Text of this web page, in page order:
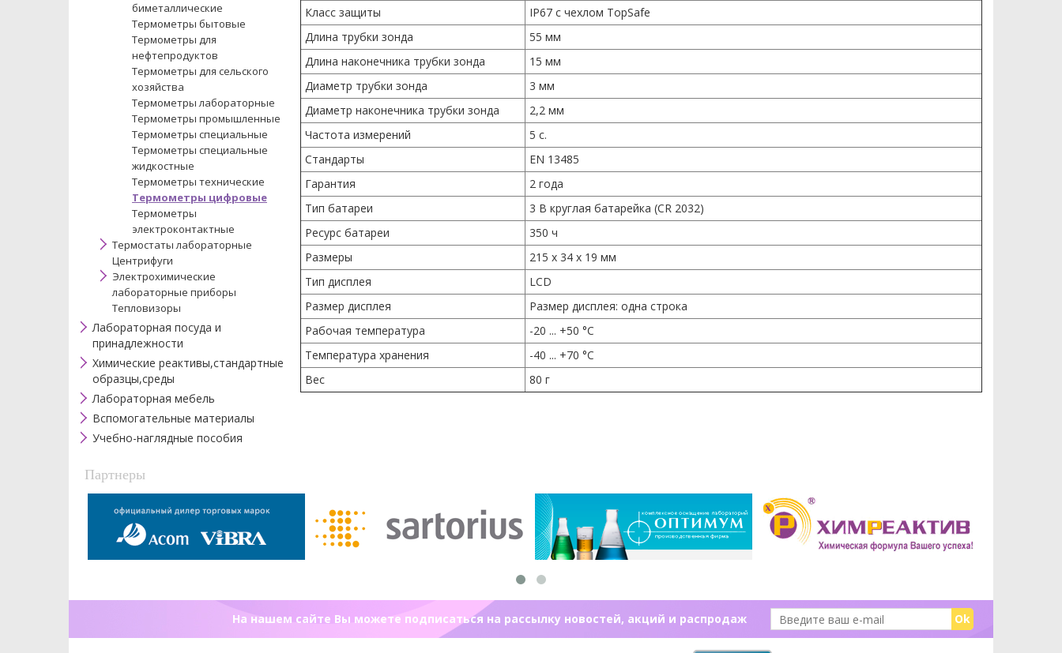
биметаллические
Термометры бытовые
Термометры для
нефтепродуктов
Термометры для сельского
хозяйства
Термометры лабораторные
Термометры промышленные
Термометры специальные
Термометры специальные
жидкостные
Термометры технические
Термометры цифровые
Термометры
электроконтактные
Термостаты лабораторные
Центрифуги
Электрохимические
лабораторные приборы
Тепловизоры
Лабораторная посуда и
принадлежности
Химические реактивы,стандартные
образцы,среды
Лабораторная мебель
Вспомогательные материалы
Учебно-наглядные пособия
Класс защиты
IP67 с чехлом TopSafe
Длина трубки зонда
55 мм
Длина наконечника трубки зонда
15 мм
Диаметр трубки зонда
3 мм
Диаметр наконечника трубки зонда
2,2 мм
Частота измерений
5 с.
Стандарты
EN 13485
Гарантия
2 года
Тип батареи
3 В круглая батарейка (CR 2032)
Ресурс батареи
350 ч
Размеры
215 x 34 x 19 мм
Тип дисплея
LCD
Размер дисплея
Размер дисплея: одна строка
Рабочая температура
-20 ... +50 °C
Температура хранения
-40 ... +70 °C
Вес
80 г
Партнеры
На нашем сайте Вы можете подписаться на рассылку новостей, акций и распродаж Ok